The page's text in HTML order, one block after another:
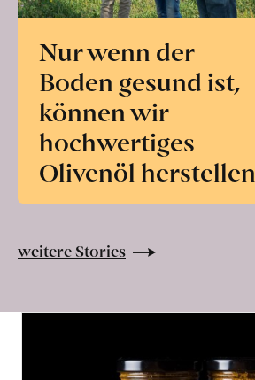
Nur wenn der
Boden gesund ist,
können wir
hochwertiges
Olivenöl herstellen
weitere Stories